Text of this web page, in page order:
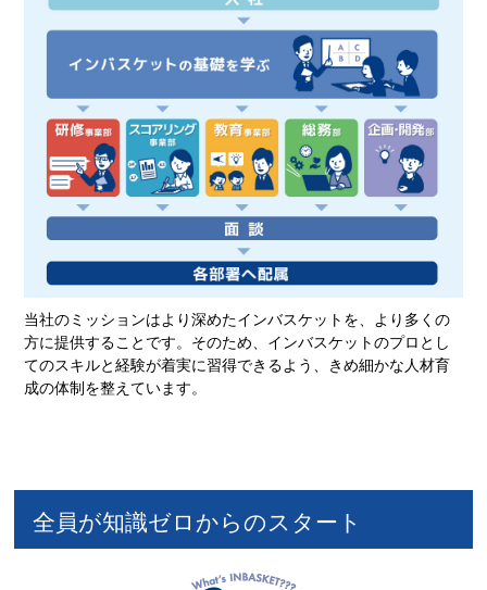
当社のミッションはより深めたインバスケットを、より多くの
方に提供することです。そのため、インバスケットのプロとし
てのスキルと経験が着実に習得できるよう、きめ細かな人材育
成の体制を整えています。
全員が知識ゼロからのスタート